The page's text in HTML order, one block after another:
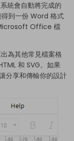
系統會自動將完成的
到一份 Word 格式
Office 檔
為其他常見檔案格
和 SVG。如果
分享和傳輸你的設計